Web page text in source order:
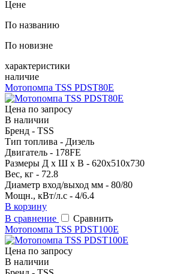
Цене
По названию
По новизне
характеристики
наличие
Мотопомпа TSS PDST80E
Цена по запросу
В наличии
Бренд - TSS
Тип топлива - Дизель
Двигатель - 178FE
Размеры Д х Ш х В - 620х510х730
Вес, кг - 72.8
Диаметр вход/выход мм - 80/80
Мощн., кВт/л.с - 4/6.4
В корзину
В сравнение
Сравнить
Мотопомпа TSS PDST100E
Цена по запросу
В наличии